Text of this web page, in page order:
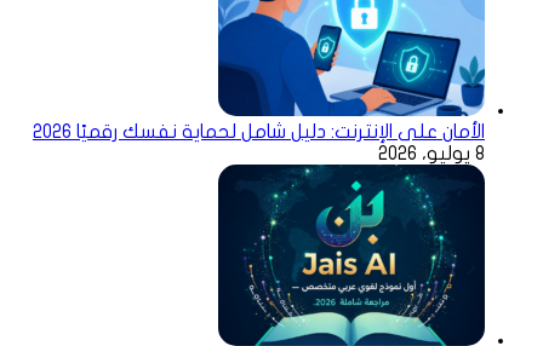
الأمان على الإنترنت: دليل شامل لحماية نفسك رقميًا 2026
8 يوليو، 2026